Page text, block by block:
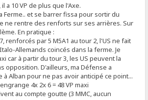
a 10 VP de plus que l'Axe.
Ferme.. et se barrer fissa pour sortir du
ne rentre des renforts sur ses arrières. Sur
En pratique :
renforcés par 5 M5A1 au tour 2, l'US ne fait
Allemands coincés dans la ferme. Je
car à partir du tour 3, les US peuvent la
opposition. D'ailleurs, ma Défense a
à Alban pour ne pas avoir anticipé ce point...
4x 2x 6 = 48 VP maxi
au compte goutte (3 MMC, aucun